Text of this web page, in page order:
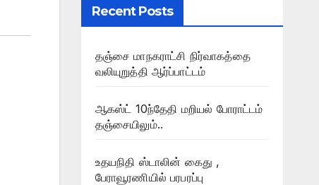
Recent Posts
தஞ்சை மாநகராட்சி நிர்வாகத்தை
வலியுறுத்தி ஆர்ப்பாட்டம்
ஆகஸ்ட் 10ந்தேதி மறியல் போராட்டம்
தஞ்சையிலும்..
உதயநிதி ஸ்டாலின் கைது ,
பேராவூரணியில் பரபரப்பு